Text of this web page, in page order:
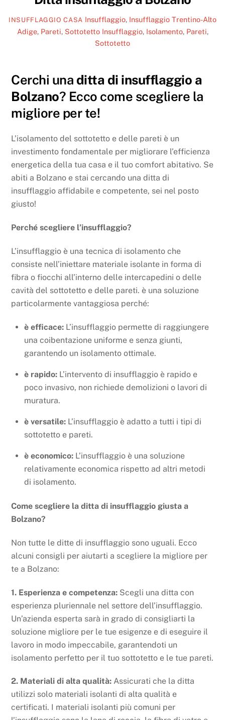
INSUFFLAGGIO CASA Insufflaggio, Insufflaggio Trentino-Alto
Adige, Pareti, Sottotetto Insufflaggio, Isolamento, Pareti,
Sottotetto
Cerchi una ditta di insufflaggio a
Bolzano? Ecco come scegliere la
migliore per te!
L’isolamento del sottotetto e delle pareti è un
investimento fondamentale per migliorare l’efficienza
energetica della tua casa e il tuo comfort abitativo. Se
abiti a Bolzano e stai cercando una ditta di
insufflaggio affidabile e competente, sei nel posto
giusto!
Perché scegliere l’insufflaggio?
L’insufflaggio è una tecnica di isolamento che
consiste nell’iniettare materiale isolante in forma di
fibra o fiocchi all’interno delle intercapedini o delle
cavità del sottotetto e delle pareti. è una soluzione
particolarmente vantaggiosa perché:
è efficace: L’insufflaggio permette di raggiungere
una coibentazione uniforme e senza giunti,
garantendo un isolamento ottimale.
è rapido: L’intervento di insufflaggio è rapido e
poco invasivo, non richiede demolizioni o lavori di
muratura.
è versatile: L’insufflaggio è adatto a tutti i tipi di
sottotetto e pareti.
è economico: L’insufflaggio è una soluzione
relativamente economica rispetto ad altri metodi
di isolamento.
Come scegliere la ditta di insufflaggio giusta a
Bolzano?
Non tutte le ditte di insufflaggio sono uguali. Ecco
alcuni consigli per aiutarti a scegliere la migliore per
te a Bolzano:
1. Esperienza e competenza: Scegli una ditta con
esperienza pluriennale nel settore dell’insufflaggio.
Un’azienda esperta sarà in grado di consigliarti la
soluzione migliore per le tue esigenze e di eseguire il
lavoro in modo impeccabile, garantendoti un
isolamento perfetto per il tuo sottotetto e le tue pareti.
2. Materiali di alta qualità: Assicurati che la ditta
utilizzi solo materiali isolanti di alta qualità e
certificati. I materiali isolanti più comuni per